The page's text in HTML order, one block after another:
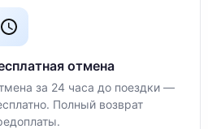
отмена
за 24 часа до поездки —
Полный возврат